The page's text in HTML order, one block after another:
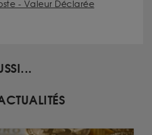
- Valeur Déclarée